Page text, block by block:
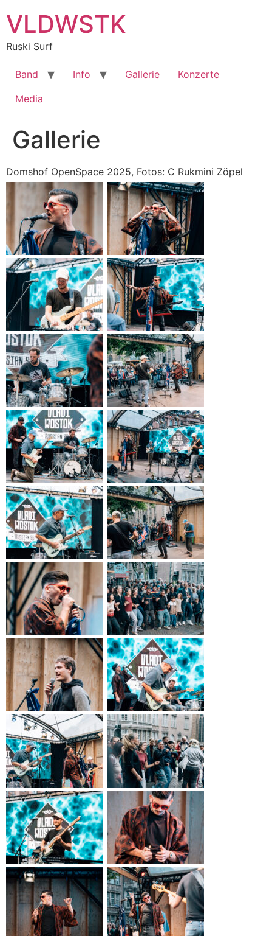
Inhalt
springen
VLDWSTK
Ruski Surf
Band Info Gallerie
Konzerte
Media
Gallerie
Domshof OpenSpace 2025, Fotos: C Rukmini Zöpel